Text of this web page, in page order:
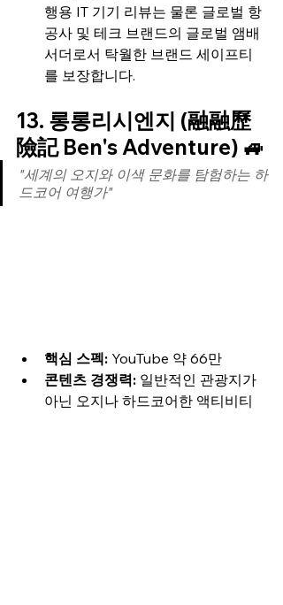
행용 IT 기기 리뷰는 물론 글로벌 항
공사 및 테크 브랜드의 글로벌 앰배
서더로서 탁월한 브랜드 세이프티
를 보장합니다.
13. 롱롱리시엔지 (融融歷
險記 Ben's Adventure) 🚙
"세계의 오지와 이색 문화를 탐험하는 하
드코어 여행가"
핵심 스펙: YouTube 약 66만
콘텐츠 경쟁력: 일반적인 관광지가
아닌 오지나 하드코어한 액티비티